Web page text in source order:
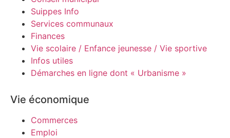
Suippes Info
Services communaux
Finances
Vie scolaire / Enfance jeunesse / Vie sportive
Infos utiles
Démarches en ligne dont « Urbanisme »
Vie économique
Commerces
Emploi